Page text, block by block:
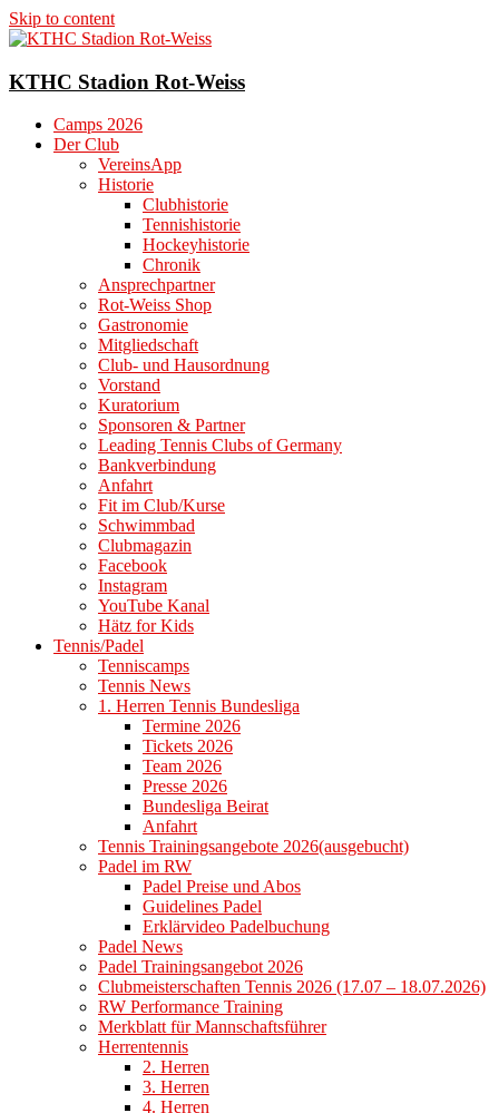
Skip to content
KTHC Stadion Rot-Weiss
Camps 2026
Der Club
VereinsApp
Historie
Clubhistorie
Tennishistorie
Hockeyhistorie
Chronik
Ansprechpartner
Rot-Weiss Shop
Gastronomie
Mitgliedschaft
Club- und Hausordnung
Vorstand
Kuratorium
Sponsoren & Partner
Leading Tennis Clubs of Germany
Bankverbindung
Anfahrt
Fit im Club/Kurse
Schwimmbad
Clubmagazin
Facebook
Instagram
YouTube Kanal
Hätz for Kids
Tennis/Padel
Tenniscamps
Tennis News
1. Herren Tennis Bundesliga
Termine 2026
Tickets 2026
Team 2026
Presse 2026
Bundesliga Beirat
Anfahrt
Tennis Trainingsangebote 2026(ausgebucht)
Padel im RW
Padel Preise und Abos
Guidelines Padel
Erklärvideo Padelbuchung
Padel News
Padel Trainingsangebot 2026
Clubmeisterschaften Tennis 2026 (17.07 – 18.07.2026)
RW Performance Training
Merkblatt für Mannschaftsführer
Herrentennis
2. Herren
3. Herren
4. Herren